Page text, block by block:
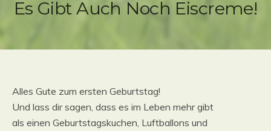
Es Gibt Auch Noch Eiscreme!
Alles Gute zum ersten Geburtstag!
Und lass dir sagen, dass es im Leben mehr gibt
als einen Geburtstagskuchen, Luftballons und